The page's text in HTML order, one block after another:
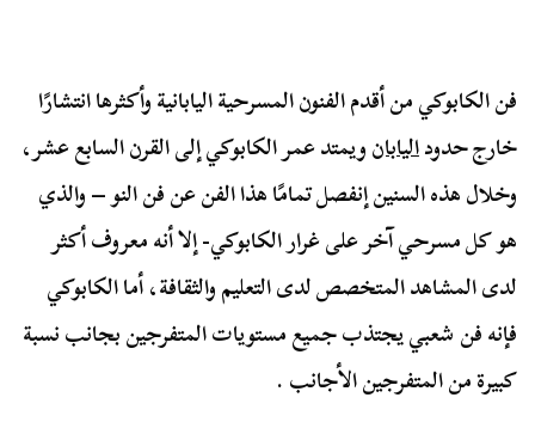
فن الكابوكي من أقدم الفنون المسرحية اليابانية وأكثرها انتشارًا
خارج حدوداليابانويمتد عمر الكابوكي إلى القرن السابع عشر،
وخلال هذه السنين إنفصل تمامًا هذا الفن عن فن النو – والذي
هو كل مسرحي آخر على غرار الكابوكي- إلا أنه معروف أكثر
لدى المشاهد المتخصص لدى التعليم والثقافة، أما الكابوكي
فإنه فن شعبي يجتذب جميع مستويات المتفرجين بجانب نسبة
كبيرة من المتفرجين الأجانب .